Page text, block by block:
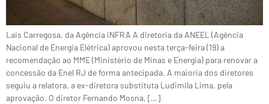
Lais Carregosa, da Agência iNFRA A diretoria da ANEEL (Agência
Nacional de Energia Elétrica) aprovou nesta terça-feira (19) a
recomendação ao MME (Ministério de Minas e Energia) para renovar a
concessão da Enel RJ de forma antecipada. A maioria dos diretores
seguiu a relatora, a ex-diretora substituta Ludimila Lima, pela
aprovação. O diretor Fernando Mosna, […]